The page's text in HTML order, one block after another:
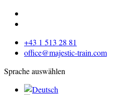
+43 1 513 28 81
office@majestic-train.com
Sprache auswählen